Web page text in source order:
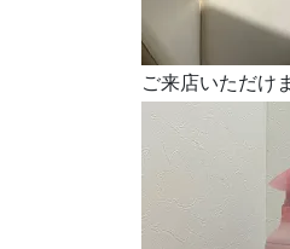
ご来店いただけ